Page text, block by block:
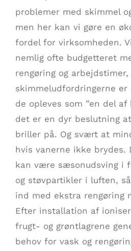
problemer med skimmel
men her kan vi gøre en
fordel for virksomheden.
nemlig ofte budgetteret
rengøring og arbejdstimer,
skimmeludfordringerne
de opleves som ”en del af
det er en dyr beslutning
briller på. Og svært at
hvis vanerne ikke brydes.
kan være sæsonudsving i
og støvpartikler i luften,
ind med ekstra rengøring
Efter installation af
frugt- og grøntlagrene
behov for vask og